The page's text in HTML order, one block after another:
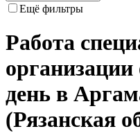
Ещё фильтры
Работа
организации
день в
(Рязанская